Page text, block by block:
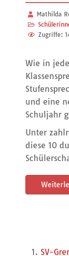
Mathilda
Zugriffe:
Wie in
und eine
Schuljahr
Unter
diese 10
SV-